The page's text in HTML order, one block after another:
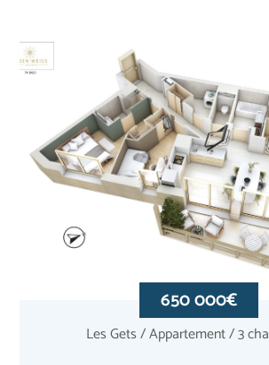
650 000€
Les Gets / Appartement / 3